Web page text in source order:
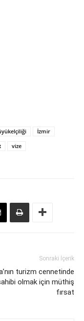
İzmir
vize
Sonraki İçerik
turizm cennetinde
olmak için müthiş
fırsat